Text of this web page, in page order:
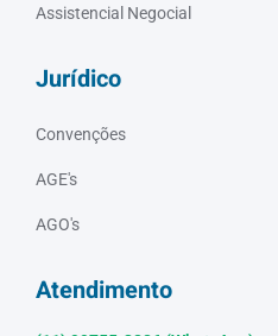
Assistencial Negocial
Jurídico
Convenções
AGE's
AGO's
Atendimento